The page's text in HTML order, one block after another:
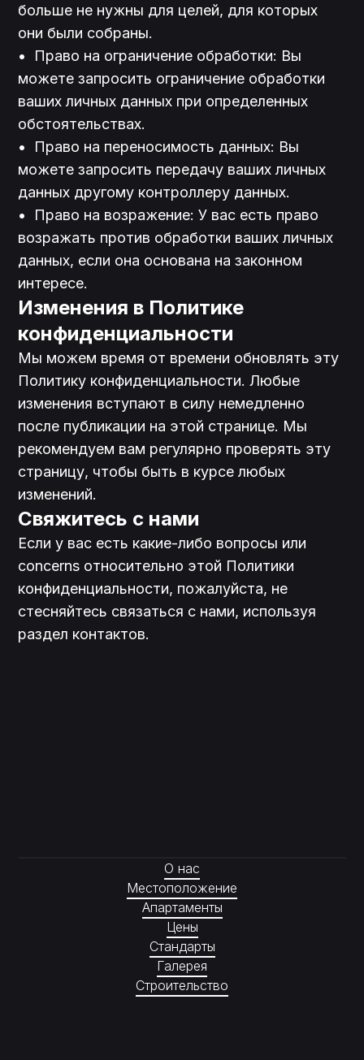
больше не нужны для целей, для которых
они были собраны.
•	Право на ограничение обработки: Вы
можете запросить ограничение обработки
ваших личных данных при определенных
обстоятельствах.
•	Право на переносимость данных: Вы
можете запросить передачу ваших личных
данных другому контроллеру данных.
•	Право на возражение: У вас есть право
возражать против обработки ваших личных
данных, если она основана на законном
Изменения в Политике
конфиденциальности
Мы можем время от времени обновлять эту
Политику конфиденциальности. Любые
изменения вступают в силу немедленно
после публикации на этой странице. Мы
рекомендуем вам регулярно проверять эту
страницу, чтобы быть в курсе любых
изменений.
Свяжитесь с нами
Если у вас есть какие-либо вопросы или
concerns относительно этой Политики
конфиденциальности, пожалуйста, не
стесняйтесь связаться с нами, используя
раздел контактов.
О нас
Местоположение
Апартаменты
Цены
Стандарты
Галерея
Строительство